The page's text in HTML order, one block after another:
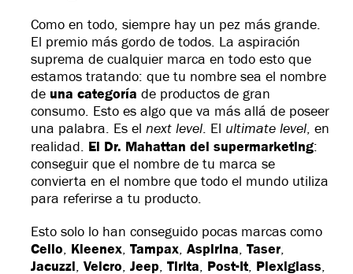
Como en todo, siempre hay un pez más grande.
El premio más gordo de todos. La aspiración
suprema de cualquier marca en todo esto que
estamos tratando: que tu nombre sea el nombre
de una categoría de productos de gran
consumo. Esto es algo que va más allá de poseer
una palabra. Es el next level . El ultimate level , en
realidad. El Dr. Mahattan del supermarketing:
conseguir que el nombre de tu marca se
convierta en el nombre que todo el mundo utiliza
para referirse a tu producto.
Esto solo lo han conseguido pocas marcas como
Cello
Kleenex Tampax Aspirina Taser
Jacuzzi
Velcro Jeep Tirita Post-It Plexiglass